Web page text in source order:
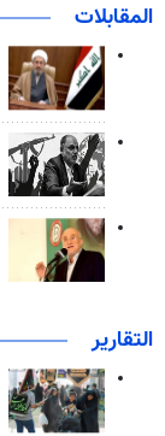
المقابلات
التقارير